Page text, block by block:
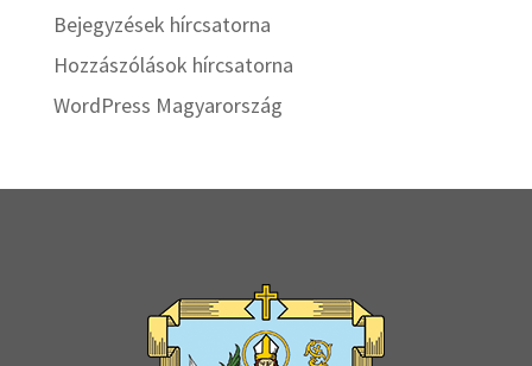
Bejegyzések hírcsatorna
Hozzászólások hírcsatorna
WordPress Magyarország